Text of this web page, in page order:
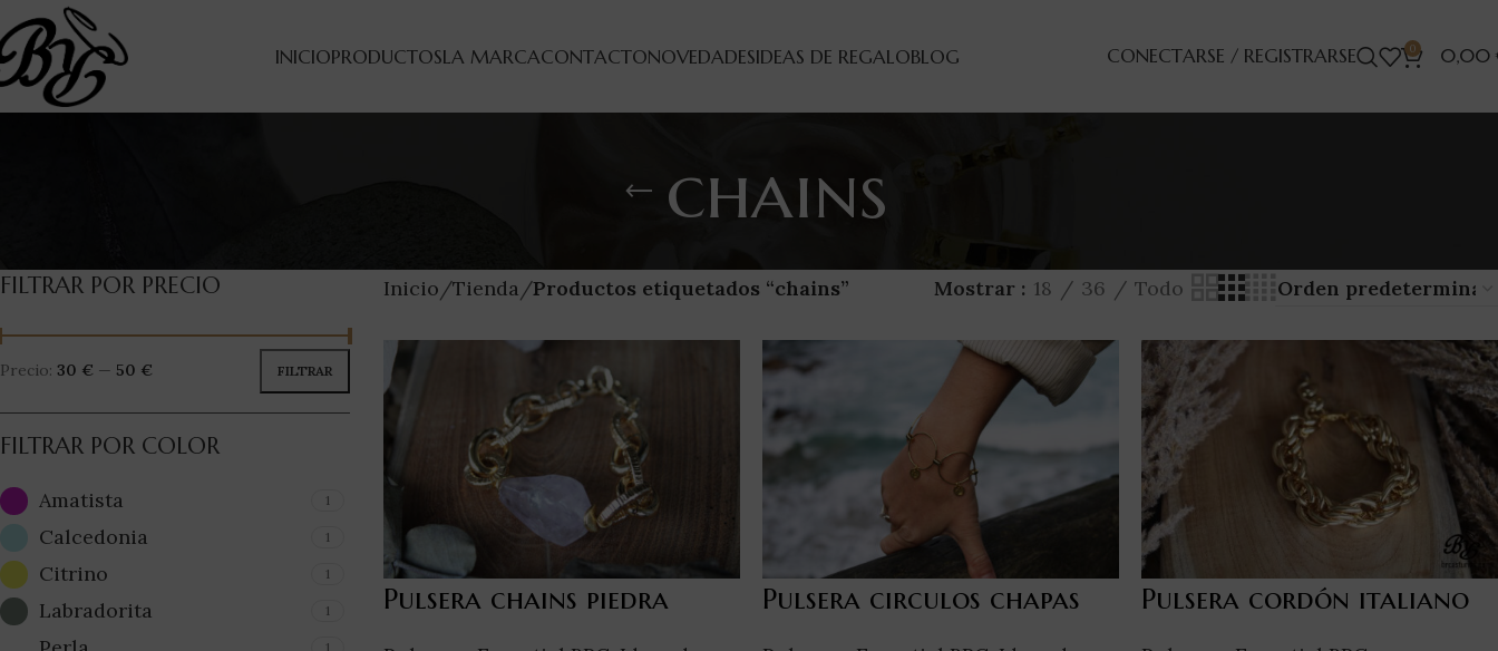
INICIOPRODUCTOSLA MARCACONTACTONOVEDADESIDEAS DE REGALOBLOG CONECTARSE / REGISTRARSE 0 0,00
chains
FILTRAR POR PRECIO
FILTRAR
Precio: 30 € — 50 €
FILTRAR POR COLOR
Amatista 1
Calcedonia 1
Citrino 1
Labradorita 1
1
Inicio Tienda Productos etiquetados “chains” Mostrar 18 36 Todo
Pulsera chains piedra Pulsera circulos chapas Pulsera cordón italiano